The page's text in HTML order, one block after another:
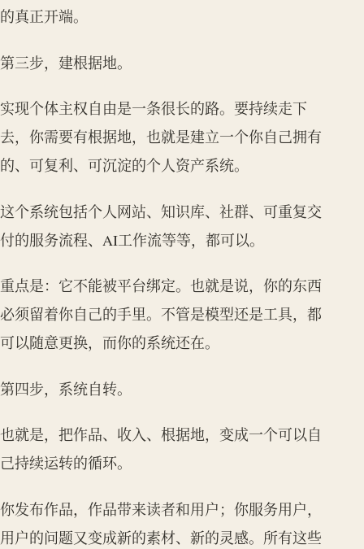
的真正开端。
第三步，建根据地。
实现个体主权自由是一条很长的路。要持续走下
去，你需要有根据地，也就是建立一个你自己拥有
的、可复利、可沉淀的个人资产系统。
这个系统包括个人网站、知识库、社群、可重复交
付的服务流程、AI工作流等等，都可以。
重点是：它不能被平台绑定。也就是说，你的东西
必须留着你自己的手里。不管是模型还是工具，都
可以随意更换，而你的系统还在。
第四步，系统自转。
也就是，把作品、收入、根据地，变成一个可以自
己持续运转的循环。
你发布作品，作品带来读者和用户；你服务用户，
用户的问题又变成新的素材、新的灵感。所有这些